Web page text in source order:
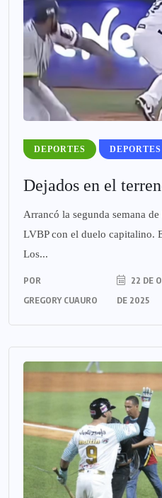
DEPORTES
Dejados en el
Arrancó la segunda semana
LVBP con el duelo capitalino.
Los...
POR
GREGORY CUAURO
22 DE
DE 2025